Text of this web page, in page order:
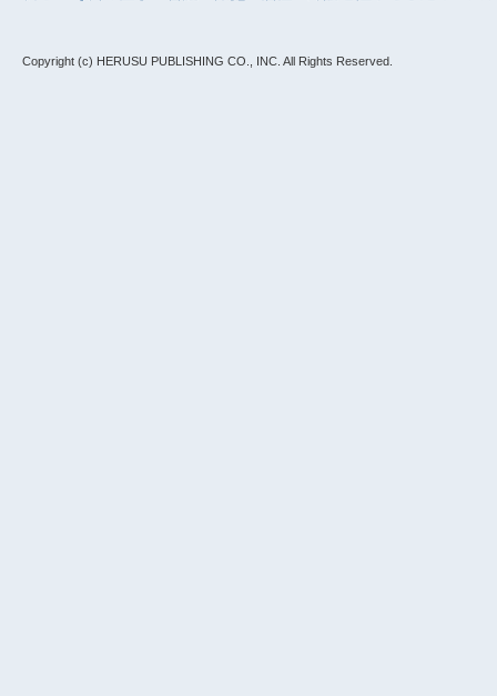
Copyright (c) HERUSU PUBLISHING CO., INC. All Rights Reserved.